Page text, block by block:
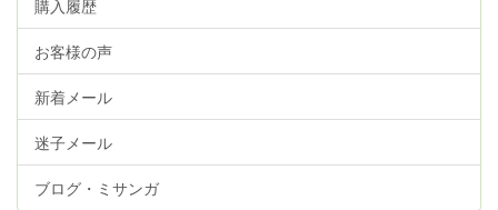
購入履歴
お客様の声
新着メール
迷子メール
ブログ・ミサンガ